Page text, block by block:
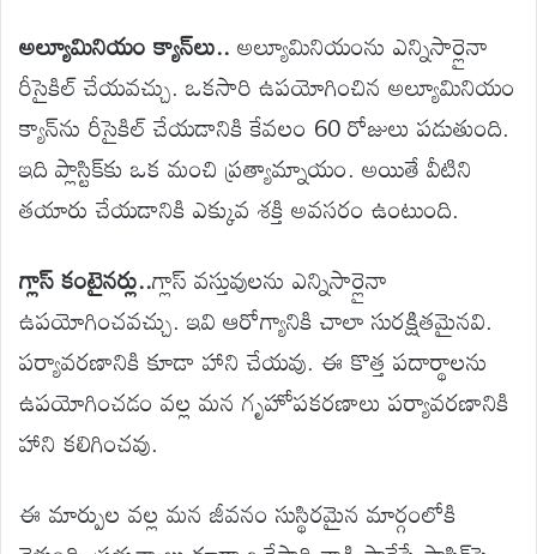
అల్యూమినియం క్యాన్‌లు..అల్యూమినియంను ఎన్నిసార్లైనా
రీసైకిల్ చేయవచ్చు. ఒకసారి ఉపయోగించిన అల్యూమినియం
క్యాన్‌ను రీసైకిల్ చేయడానికి కేవలం 60 రోజులు పడుతుంది.
ఇది ప్లాస్టిక్‌కు ఒక మంచి ప్రత్యామ్నాయం. అయితే వీటిని
తయారు చేయడానికి ఎక్కువ శక్తి అవసరం ఉంటుంది.
గ్లాస్ కంటైనర్లు..గ్లాస్ వస్తువులను ఎన్నిసార్లైనా
ఉపయోగించవచ్చు. ఇవి ఆరోగ్యానికి చాలా సురక్షితమైనవి.
పర్యావరణానికి కూడా హాని చేయవు. ఈ కొత్త పదార్థాలను
ఉపయోగించడం వల్ల మన గృహోపకరణాలు పర్యావరణానికి
హాని కలిగించవు.
ఈ మార్పుల వల్ల మన జీవనం సుస్థిరమైన మార్గంలోకి